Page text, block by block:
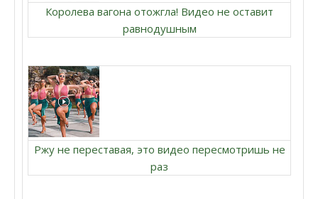
Королева вагона отожгла! Видео не оставит
равнодушным
Ржу не переставая, это видео пересмотришь не
раз